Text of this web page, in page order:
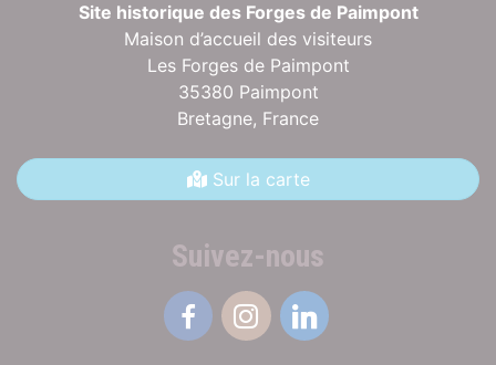
Site historique des Forges de Paimpont
Maison d’accueil des visiteurs
Les Forges de Paimpont
35380 Paimpont
Bretagne, France
Sur la carte
Suivez-nous